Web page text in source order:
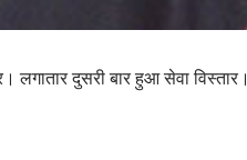
लगातार दुसरी बार हुआ सेवा विस्तार।